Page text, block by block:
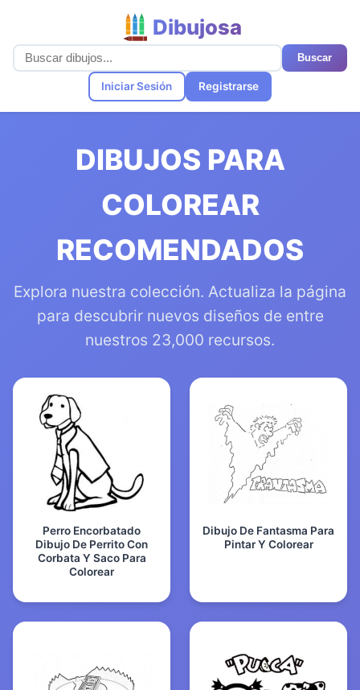
Dibujosa
Buscar
Iniciar Sesión Registrarse
DIBUJOS PARA
COLOREAR
RECOMENDADOS
Explora nuestra colección. Actualiza la página
para descubrir nuevos diseños de entre
nuestros 23,000 recursos.
Perro Encorbatado
Dibujo De Perrito Con
Corbata Y Saco Para
Colorear
Dibujo De Fantasma Para
Pintar Y Colorear